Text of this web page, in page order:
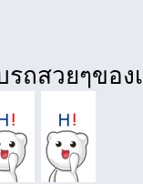
รถสวยๆขอ